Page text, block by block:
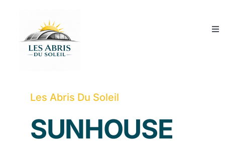
content
Les Abris Du Soleil
SUNHOUSE